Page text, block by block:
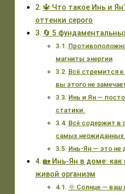
🔱 Что такое Инь и
оттенки серого
🔄 5
магниты энергии
Всё стремится
вы этого не
Инь и Ян —
статики.
Всё содержит в
самых неожиданных
Инь-Ян — это не
🏡 Инь-Ян в доме: как
живой организм
🌞 Солнце — ваш